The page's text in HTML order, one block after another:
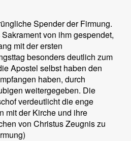
Spender der Firmung.
von ihm gespendet,
mit der ersten
besonders deutlich zum
Apostel selbst haben den
haben, durch
weitergegeben. Die
verdeutlicht die enge
mit der Kirche und ihre
von Christus Zeugnis zu